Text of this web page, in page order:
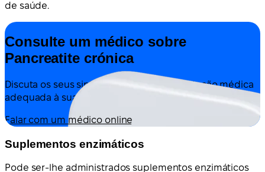
de saúde.
Consulte um médico sobre
Pancreatite crónica
Discuta os seus sintomas e obtenha orientação médica
adequada à sua situação — tudo online.
Falar com um médico online
Suplementos enzimáticos
Pode ser-lhe administrados suplementos enzimáticos